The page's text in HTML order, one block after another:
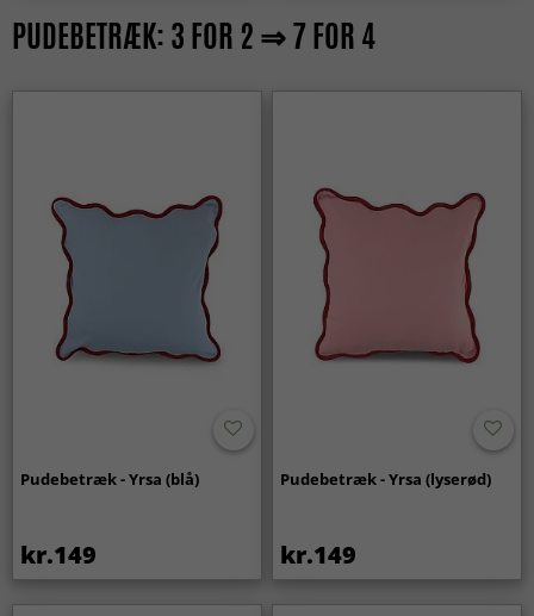
PUDEBETRÆK: 3 FOR 2 ⇒ 7 FOR 4
Pudebetræk - Yrsa (blå)
kr.149
Pudebetræk - Yrsa (lyserød)
kr.149